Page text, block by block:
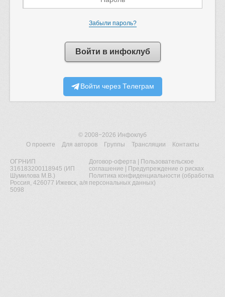
Забыли пароль?
Войти в инфоклуб
Войти через Телеграм
© 2008−2026 Инфоклуб
О проекте
Для авторов Группы Трансляции Контакты
ОГРНИП
316183200118945 (ИП
Шумилова М.В.)
Россия, 426077 Ижевск, а/я
5098
Договор-оферта
Пользовательское
соглашение
Предупреждение о рисках
Политика конфиденциальности (обработка
персональных данных)